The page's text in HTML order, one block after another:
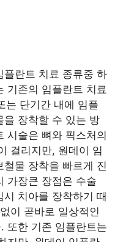
플란트 치료 종류중 하
기존의 임플란트 치료
는 단기간 내에 임플
을 장착할 수 있는 방
시술은 뼈와 픽스처의
걸리지만, 원데이 임
물 장착을 빠르게 진
가장큰 장점은 수술
치아를 장착하기 때
이 곧바로 일상적인
또한 기존 임플란트는